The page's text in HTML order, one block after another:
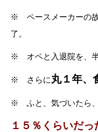
※ ペースメーカーの
了。
※ オペと入退院を、
※ さらに丸１年、
※ ふと、気づいたら、
１５％くらいだ